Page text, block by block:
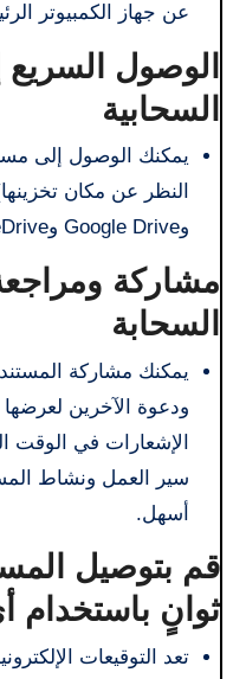
عن جهاز الكمبيوتر
الوصول
السحابية
يمكنك الوصول إلى
وGoogle Drive وOneDrive وBox.
مشاركة
السحابة
يمكنك مشاركة
ودعوة الآخرين لعرضها
الإشعارات في الوقت
سير العمل ونشاط
أسهل.
قم بتوصيل
ثوانٍ